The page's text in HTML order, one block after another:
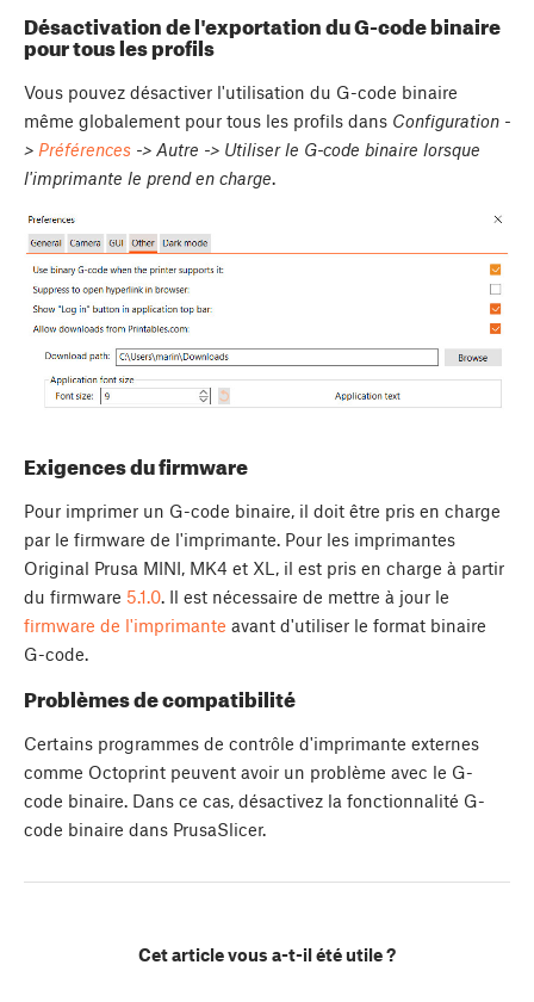
Désactivation de l'exportation du G-code binaire
pour tous les profils
Vous pouvez désactiver l'utilisation du G-code binaire
même globalement pour tous les profils dans Configuration -
> Préférences -> Autre -> Utiliser le G-code binaire lorsque
l'imprimante le prend en charge.
Exigences du firmware
Pour imprimer un G-code binaire, il doit être pris en charge
par le firmware de l'imprimante. Pour les imprimantes
Original Prusa MINI, MK4 et XL, il est pris en charge à partir
du firmware 5.1.0. Il est nécessaire de mettre à jour le
firmware de l'imprimante avant d'utiliser le format binaire
G-code.
Problèmes de compatibilité
Certains programmes de contrôle d'imprimante externes
comme Octoprint peuvent avoir un problème avec le G-
code binaire. Dans ce cas, désactivez la fonctionnalité G-
code binaire dans PrusaSlicer.
Cet article vous a-t-il été utile ?